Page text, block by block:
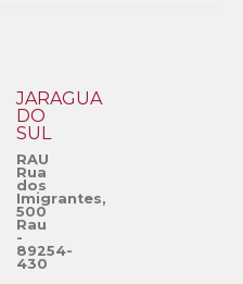
JARAGUÁ
DO
SUL
RAU
Rua
dos
Imigrantes,
500
Rau
-
89254-
430